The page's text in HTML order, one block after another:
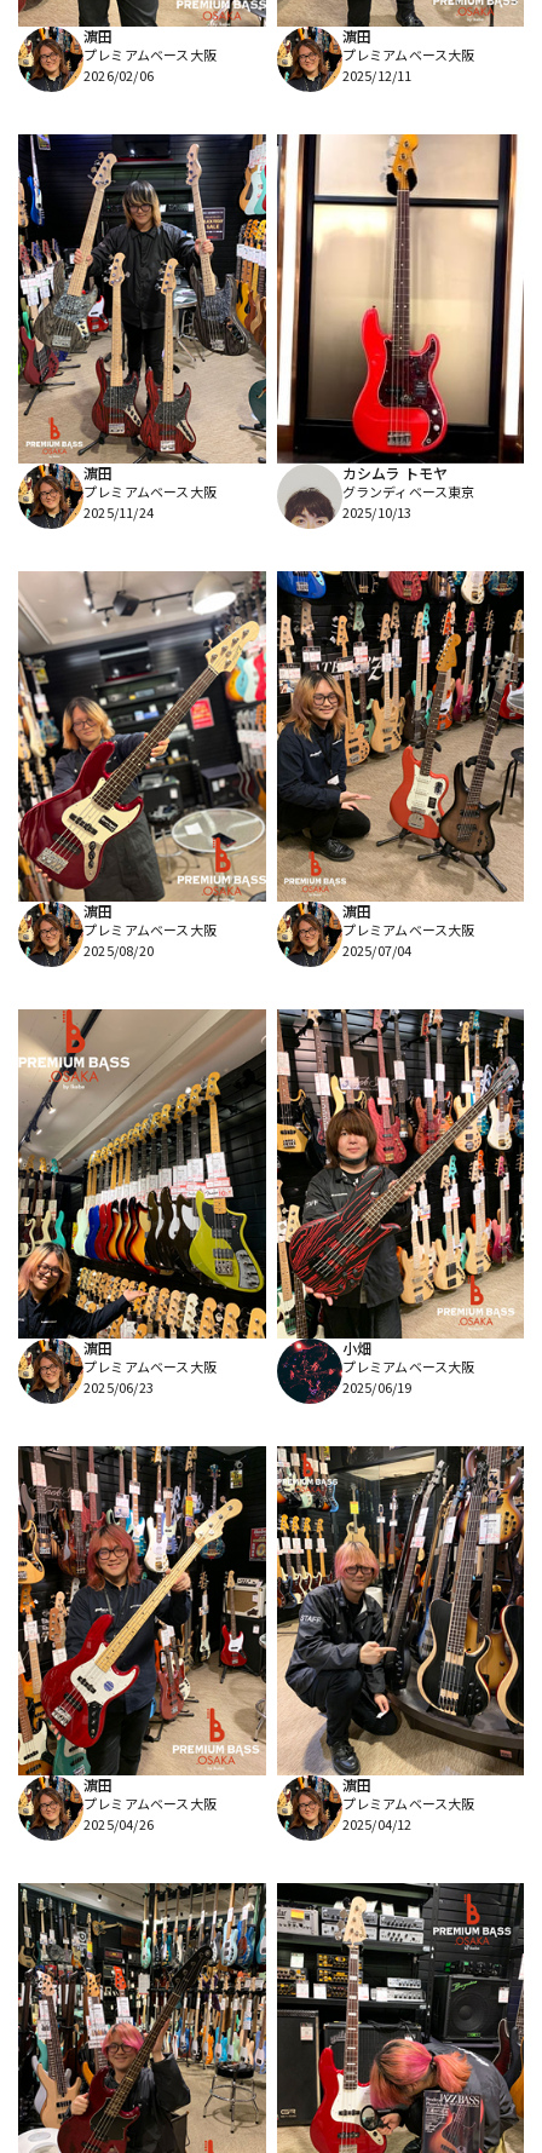
濵田
プレミアムベース大阪
2026/02/06
濵田
プレミアムベース大阪
2025/12/11
濵田
プレミアムベース大阪
2025/11/24
カシムラ トモヤ
グランディベース東京
2025/10/13
濵田
プレミアムベース大阪
2025/08/20
濵田
プレミアムベース大阪
2025/07/04
濵田
プレミアムベース大阪
2025/06/23
小畑
プレミアムベース大阪
2025/06/19
濵田
プレミアムベース大阪
2025/04/26
濵田
プレミアムベース大阪
2025/04/12